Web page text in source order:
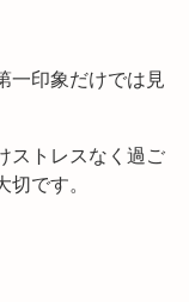
一印象だけでは見
ストレスなく過ご
です。